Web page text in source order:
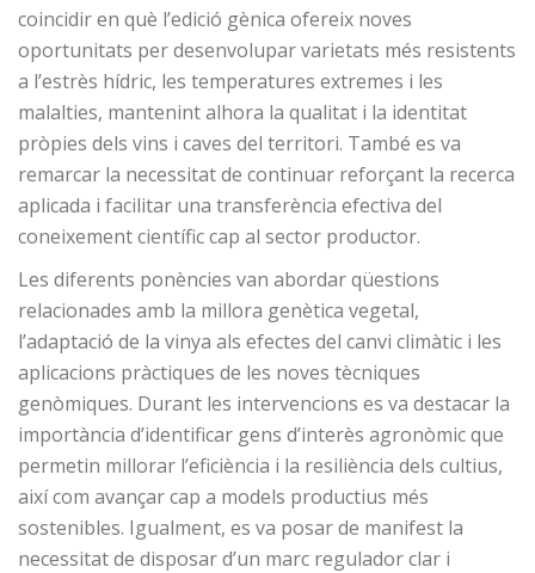
coincidir en què l’edició gènica ofereix noves
oportunitats per desenvolupar varietats més resistents
a l’estrès hídric, les temperatures extremes i les
malalties, mantenint alhora la qualitat i la identitat
pròpies dels vins i caves del territori. També es va
remarcar la necessitat de continuar reforçant la recerca
aplicada i facilitar una transferència efectiva del
coneixement científic cap al sector productor.
Les diferents ponències van abordar qüestions
relacionades amb la millora genètica vegetal,
l’adaptació de la vinya als efectes del canvi climàtic i les
aplicacions pràctiques de les noves tècniques
genòmiques. Durant les intervencions es va destacar la
importància d’identificar gens d’interès agronòmic que
permetin millorar l’eficiència i la resiliència dels cultius,
així com avançar cap a models productius més
sostenibles. Igualment, es va posar de manifest la
necessitat de disposar d’un marc regulador clar i